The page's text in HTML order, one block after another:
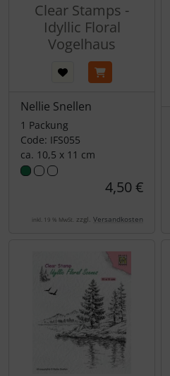
Clear Stamps -
Idyllic Floral
Vogelhaus
Nellie Snellen
1 Packung
Code: IFS055
ca. 10,5 x 11 cm
4,50 €
inkl. 19 % MwSt. zzgl. Versandkosten